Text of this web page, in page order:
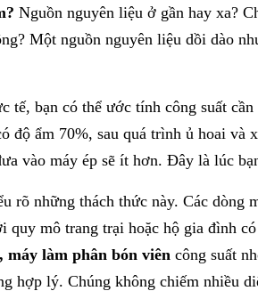
Nguồn nguyên liệu ở gần hay xa?
Một nguồn nguyên liệu dồi dào
tế, bạn có thể ước tính công suất
độ ẩm 70%, sau quá trình ủ hoai và
vào máy ép sẽ ít hơn. Đây là lúc
rõ những thách thức này. Các dòng
quy mô trang trại hoặc hộ gia đình
máy làm phân bón viên công suất
hợp lý. Chúng không chiếm nhiều